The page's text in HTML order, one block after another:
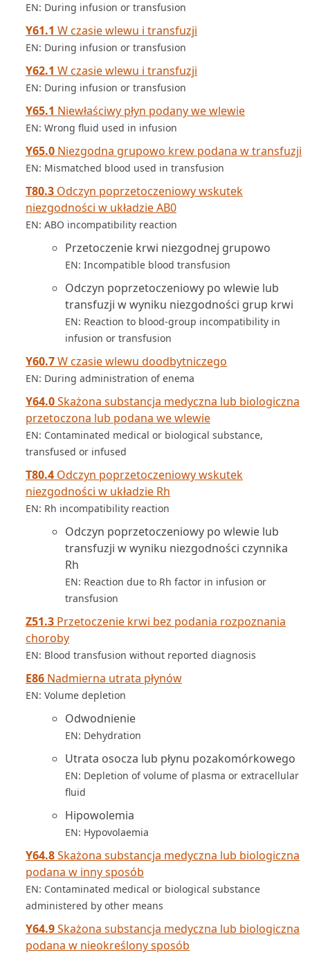
EN: During infusion or transfusion
Y61.1 W czasie wlewu i transfuzji
EN: During infusion or transfusion
Y62.1 W czasie wlewu i transfuzji
EN: During infusion or transfusion
Y65.1 Niewłaściwy płyn podany we wlewie
EN: Wrong fluid used in infusion
Y65.0 Niezgodna grupowo krew podana w transfuzji
EN: Mismatched blood used in transfusion
T80.3 Odczyn poprzetoczeniowy wskutek
niezgodności w układzie AB0
EN: ABO incompatibility reaction
Przetoczenie krwi niezgodnej grupowo
EN: Incompatible blood transfusion
Odczyn poprzetoczeniowy po wlewie lub
transfuzji w wyniku niezgodności grup krwi
EN: Reaction to blood-group incompatibility in
infusion or transfusion
Y60.7W czasie wlewu doodbytniczego
EN: During administration of enema
Y64.0Skażona substancja medyczna lub biologiczna
przetoczona lub podana we wlewie
EN: Contaminated medical or biological substance,
transfused or infused
T80.4 Odczyn poprzetoczeniowy wskutek
niezgodności w układzie Rh
EN: Rh incompatibility reaction
Odczyn poprzetoczeniowy po wlewie lub
transfuzji w wyniku niezgodności czynnika
Rh
EN: Reaction due to Rh factor in infusion or
transfusion
Z51.3 Przetoczenie krwi bez podania rozpoznania
choroby
EN: Blood transfusion without reported diagnosis
E86 Nadmierna utrata płynów
EN: Volume depletion
Odwodnienie
EN: Dehydration
Utrata osocza lub płynu pozakomórkowego
EN: Depletion of volume of plasma or extracellular
fluid
Hipowolemia
EN: Hypovolaemia
Y64.8Skażona substancja medyczna lub biologiczna
podana w inny sposób
EN: Contaminated medical or biological substance
administered by other means
Y64.9Skażona substancja medyczna lub biologiczna
podana w nieokreślony sposób